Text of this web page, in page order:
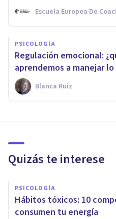
Escuela Europea De
PSICOLOGÍA
Regulación emocional:
aprendemos a manejar
Blanca Ruiz
Quizás te interese
PSICOLOGÍA
Hábitos tóxicos: 10
consumen tu energía